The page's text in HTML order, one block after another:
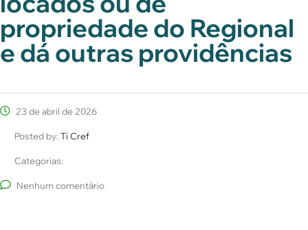
propriedade do Regional
e dá outras providências
23 de abril de 2026
Posted by: Ti Cref
Categorias:
Nenhum comentário